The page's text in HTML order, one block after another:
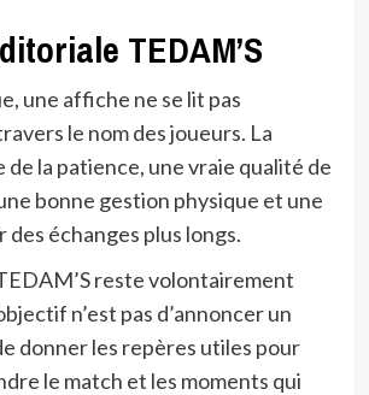
TEDAM’S
une affiche ne se lit pas
le nom des joueurs. La
de la patience, une vraie qualité de
bonne gestion physique et une
des échanges plus longs.
reste volontairement
n’est pas d’annoncer un
donner les repères utiles pour
le match et les moments qui